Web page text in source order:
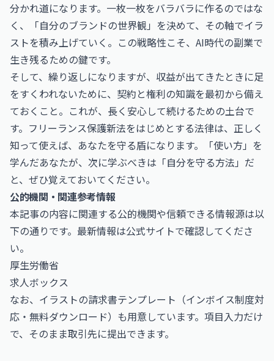
分かれ道になります。一枚一枚をバラバラに作るのではな
く、「自分のブランドの世界観」を決めて、その軸でイラ
ストを積み上げていく。この戦略性こそ、AI時代の副業で
生き残るための鍵です。
そして、繰り返しになりますが、収益が出てきたときに足
をすくわれないために、契約と権利の知識を最初から備え
ておくこと。これが、長く安心して続けるための土台で
す。フリーランス保護新法をはじめとする法律は、正しく
知って使えば、あなたを守る盾になります。「使い方」を
学んだあなたが、次に学ぶべきは「自分を守る方法」だ
と、ぜひ覚えておいてください。
公的機関・関連参考情報
本記事の内容に関連する公的機関や信頼できる情報源は以
下の通りです。最新情報は公式サイトで確認してくださ
い。
厚生労働省
求人ボックス
なお、 イラストの請求書テンプレート（インボイス制度対
応・無料ダウンロード） も用意しています。項目入力だけ
で、そのまま取引先に提出できます。